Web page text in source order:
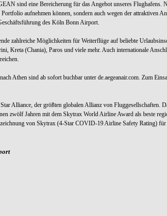
sind eine Bereicherung für das Angebot unseres
aufnehmen können, sondern auch wegen der attraktiven
des Köln Bonn Airport.
zahlreiche Möglichkeiten für Weiterflüge auf beliebte
Kreta (Chania), Paros und viele mehr. Auch internationale
Athen sind ab sofort buchbar unter de.aegeanair.com. Zum
Alliance, der größten globalen Allianz von Fluggesellschaften.
zwölf Jahren mit dem Skytrax World Airline Award als beste
von Skytrax (4-Star COVID-19 Airline Safety Rating) für